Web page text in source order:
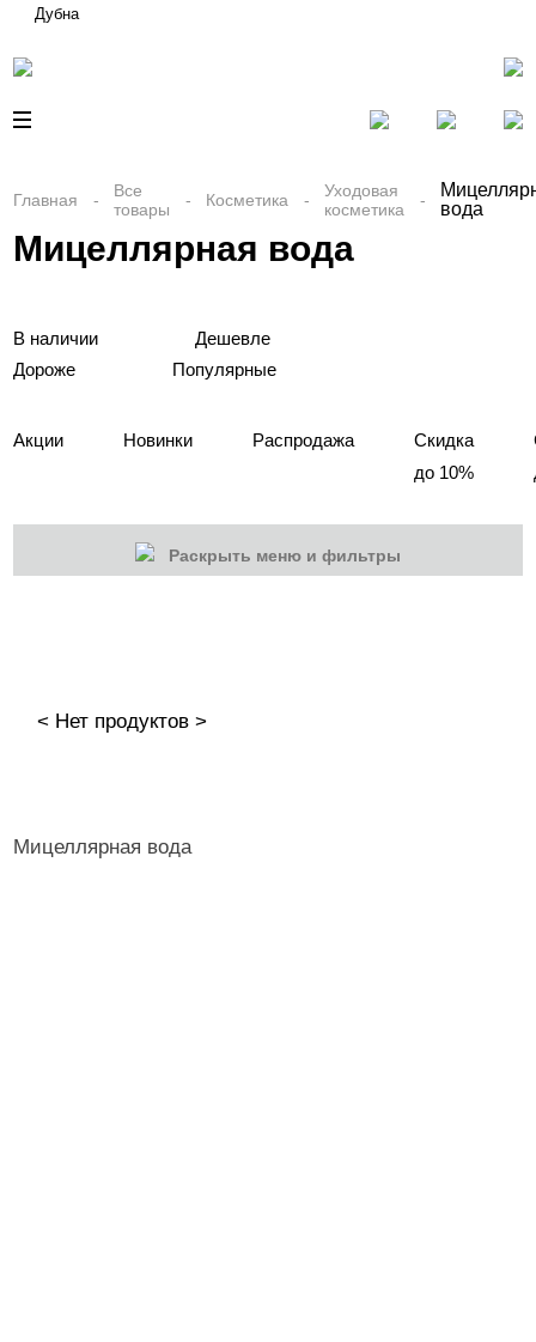
Дубна
Главная
Все
товары
Косметика
Уходовая
косметика
вода
Мицеллярная вода
В наличии
Дешевле
Дороже
Популярные
Акции Новинки Распродажа
Скидка
до 10%
Раскрыть меню и фильтры
Скоро в продаже
< Нет продуктов >
Мицеллярная вода